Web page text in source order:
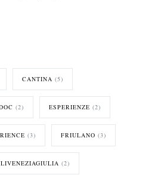
CANTINA (5)
(2) ESPERIENZE (2)
(3) FRIULANO (3)
(2)